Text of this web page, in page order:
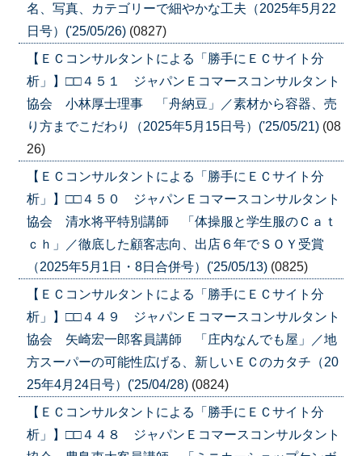
名、写真、カテゴリーで細やかな工夫（2025年5月22
日号）('25/05/26) (0827)
【ＥＣコンサルタントによる「勝手にＥＣサイト分
析」】□□４５１ ジャパンＥコマースコンサルタント
協会 小林厚士理事 「舟納豆」／素材から容器、売
り方までこだわり（2025年5月15日号）('25/05/21) (08
26)
【ＥＣコンサルタントによる「勝手にＥＣサイト分
析」】□□４５０ ジャパンＥコマースコンサルタント
協会 清水将平特別講師 「体操服と学生服のＣａｔ
ｃｈ」／徹底した顧客志向、出店６年でＳＯＹ受賞
（2025年5月1日・8日合併号）('25/05/13) (0825)
【ＥＣコンサルタントによる「勝手にＥＣサイト分
析」】□□４４９ ジャパンＥコマースコンサルタント
協会 矢崎宏一郎客員講師 「庄内なんでも屋」／地
方スーパーの可能性広げる、新しいＥＣのカタチ（20
25年4月24日号）('25/04/28) (0824)
【ＥＣコンサルタントによる「勝手にＥＣサイト分
析」】□□４４８ ジャパンＥコマースコンサルタント